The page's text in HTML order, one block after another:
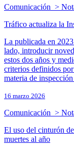
Comunicación >
Tráfico actualiza la
La publicada en
lado, introducir
estos dos años y
criterios definidos
materia de
16 marzo 2026
Comunicación >
El uso del cinturón
muertes al año